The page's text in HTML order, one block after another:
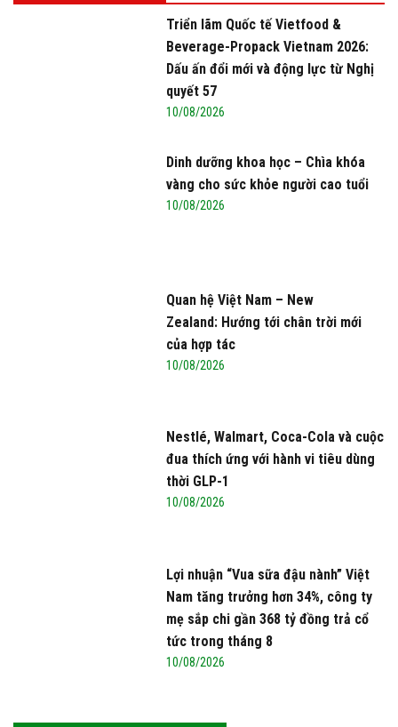
Triển lãm Quốc tế Vietfood &
Beverage-Propack Vietnam 2026:
Dấu ấn đổi mới và động lực từ Nghị
quyết 57
10/08/2026
Dinh dưỡng khoa học – Chìa khóa
vàng cho sức khỏe người cao tuổi
10/08/2026
Quan hệ Việt Nam – New
Zealand: Hướng tới chân trời mới
của hợp tác
10/08/2026
Nestlé, Walmart, Coca-Cola và cuộc
đua thích ứng với hành vi tiêu dùng
thời GLP-1
10/08/2026
Lợi nhuận “Vua sữa đậu nành” Việt
Nam tăng trưởng hơn 34%, công ty
mẹ sắp chi gần 368 tỷ đồng trả cổ
tức trong tháng 8
10/08/2026